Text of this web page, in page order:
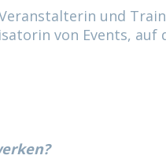
und
von Events, auf